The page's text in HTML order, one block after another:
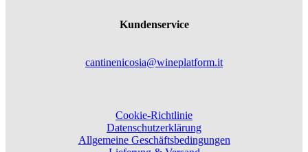
Kundenservice
cantinenicosia@wineplatform.it
Cookie-Richtlinie
Datenschutzerklärung
Allgemeine Geschäftsbedingungen